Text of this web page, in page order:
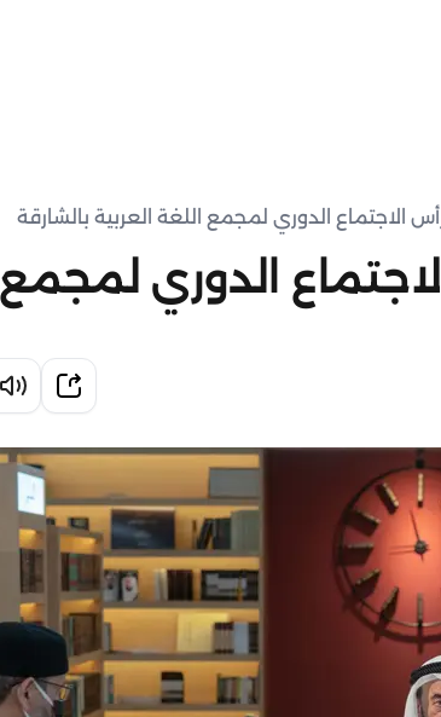
الاجتماع الدوري لمجمع اللغة العربية بالشارقة
الدوري لمجمع